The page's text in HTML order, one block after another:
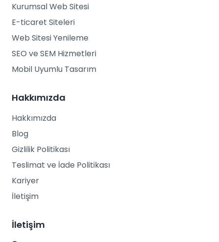
Kurumsal Web Sitesi
E-ticaret Siteleri
Web Sitesi Yenileme
SEO ve SEM Hizmetleri
Mobil Uyumlu Tasarım
Hakkımızda
Hakkımızda
Blog
Gizlilik Politikası
Teslimat ve İade Politikası
Kariyer
İletişim
İletişim